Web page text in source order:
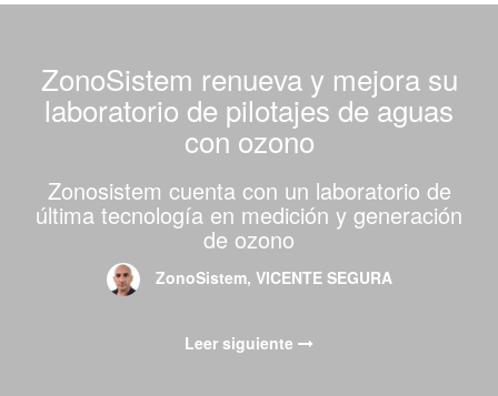
ZonoSistem renueva y mejora su
laboratorio de pilotajes de aguas
con ozono
Zonosistem cuenta con un laboratorio de
última tecnología en medición y generación
de ozono
ZonoSistem, VICENTE SEGURA
Leer siguiente